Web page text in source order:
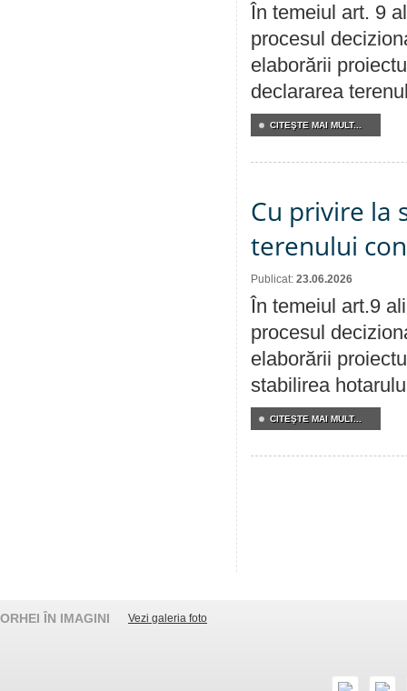
În temeiul art. 9
procesul
elaborării
declararea
CITEŞTE MAI MULT...
Cu privire la
terenului
Publicat: 23.06.2026
În temeiul art.9
procesul
elaborării
stabilirea
CITEŞTE MAI MULT...
ORHEI ÎN IMAGINI Vezi galeria foto